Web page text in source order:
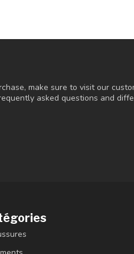
make sure to visit our
asked questions and